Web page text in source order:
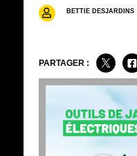
BETTIE DESJARDINS
PARTAGER :